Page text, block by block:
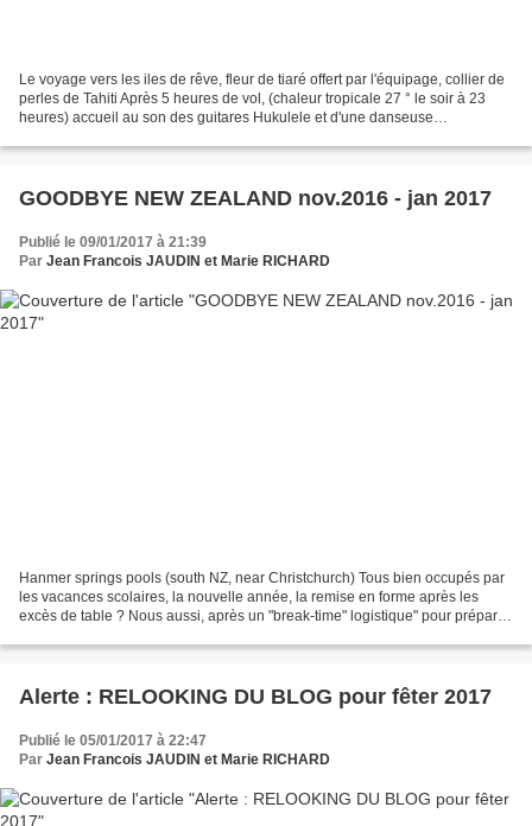
Le voyage vers les iles de rêve, fleur de tiaré offert par l'équipage, collier de
perles de Tahiti Après 5 heures de vol, (chaleur tropicale 27 ° le soir à 23
heures) accueil au son des guitares Hukulele et d'une danseuse
GOODBYE NEW ZEALAND nov.2016 - jan 2017
Publié le 09/01/2017 à 21:39
Par Jean Francois JAUDIN et Marie RICHARD
Hanmer springs pools (south NZ, near Christchurch) Tous bien occupés par
les vacances scolaires, la nouvelle année, la remise en forme après les
excès de table ? Nous aussi, après un "break-time" logistique" pour préparer
Alerte : RELOOKING DU BLOG pour fêter 2017
Publié le 05/01/2017 à 22:47
Par Jean Francois JAUDIN et Marie RICHARD